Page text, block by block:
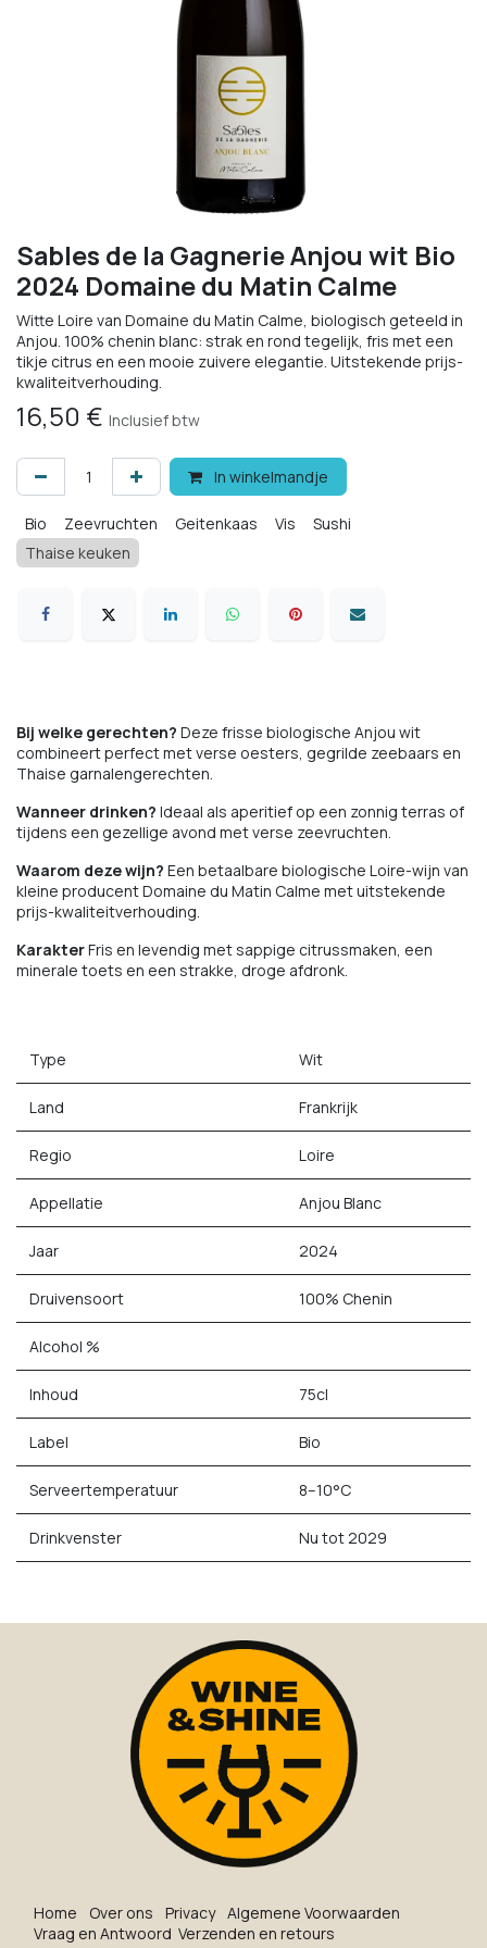
Sables de la Gagnerie Anjou wit Bio
2024 Domaine du Matin Calme
Witte Loire van Domaine du Matin Calme, biologisch geteeld in
Anjou. 100% chenin blanc: strak en rond tegelijk, fris met een
tikje citrus en een mooie zuivere elegantie. Uitstekende prijs-
kwaliteitverhouding.
16,50 € Inclusief btw
In winkelmandje
Bio Zeevruchten Geitenkaas Vis
Sushi
Thaise keuken
Bij welke gerechten? Deze frisse biologische Anjou wit
combineert perfect met verse oesters, gegrilde zeebaars en
Thaise garnalengerechten.
Wanneer drinken? Ideaal als aperitief op een zonnig terras of
tijdens een gezellige avond met verse zeevruchten.
Waarom deze wijn? Een betaalbare biologische Loire-wijn van
kleine producent Domaine du Matin Calme met uitstekende
prijs-kwaliteitverhouding.
KarakterFris en levendig met sappige citrussmaken, een
minerale toets en een strakke, droge afdronk.
Type Wit
Land Frankrijk
Regio Loire
Appellatie Anjou Blanc
Jaar 2024
Druivensoort 100% Chenin
Alcohol %
Inhoud 75cl
Label Bio
Serveertemperatuur 8–10°C
Drinkvenster Nu tot 2029
Ho​me O​ve​r on​s Privacy Algemene Voorwaarden
Vraag en Antwoord Verzenden en retours